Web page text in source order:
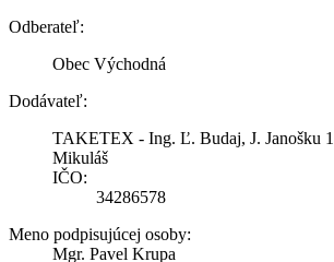
Odberateľ:
Obec Východná
Dodávateľ:
TAKETEX - Ing. Ľ. Budaj, J. Janošku
Mikuláš
IČO:
34286578
Meno podpisujúcej osoby:
Mgr. Pavel Krupa